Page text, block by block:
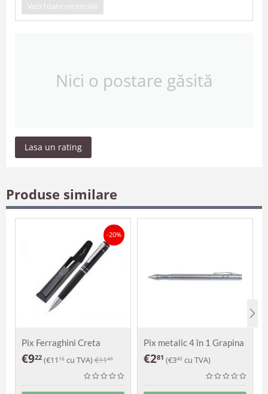
Vezi toate recenziile
Nici o postare găsită
Lasa un rating
Produse similare
-20%
Pix Ferraghini Creta
€922 (€11 16 cu TVA)€1148
Pix metalic 4 în 1 Grapina
€281 (€340 cu TVA)